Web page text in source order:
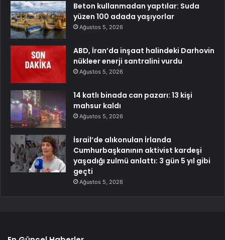
Beton kullanmadan yaptılar: Suda
yüzen 100 adada yaşıyorlar
Ağustos 5, 2026
ABD, İran’da inşaat halindeki Darhovin
nükleer enerji santralini vurdu
Ağustos 5, 2026
14 katlı binada can pazarı: 13 kişi
mahsur kaldı
Ağustos 5, 2026
İsrail’de alıkonulan İrlanda
Cumhurbaşkanının aktivist kardeşi
yaşadığı zulmü anlattı: 3 gün 5 yıl gibi
geçti
Ağustos 5, 2026